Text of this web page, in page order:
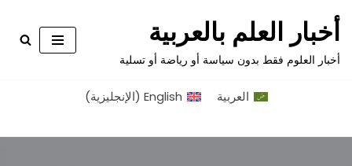
تخطى
إلى
أخبار العلم بالعربية
أخبار العلوم فقط بدون سياسة أو رياضة أو تسلية
العربية English
(الإنجليزية)